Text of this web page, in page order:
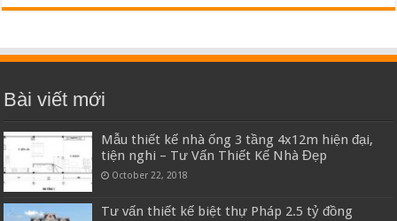
Bài viết mới
Mẫu thiết kế nhà ống 3 tầng 4x12m hiện đại,
tiện nghi – Tư Vấn Thiết Kế Nhà Đẹp
October 22, 2018
Tư vấn thiết kế biệt thự Pháp 2.5 tỷ đồng